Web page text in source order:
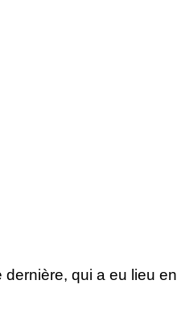
qui a eu lieu